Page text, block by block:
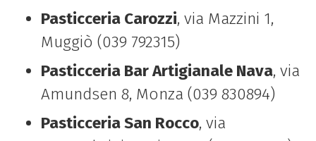
Pasticceria Carozzi, via Mazzini 1,
Muggiò (039 792315)
Pasticceria Bar Artigianale Nava, via
Amundsen 8, Monza (039 830894)
Pasticceria San Rocco, via